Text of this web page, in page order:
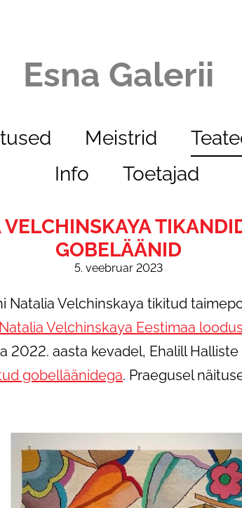
Esna Galerii
Meistrid
Info
Toetajad
GOBELÄÄNID
5. veebruar 2023
Natalia Velchinskaya tikitud
Natalia Velchinskaya Eestimaa
2022. aasta kevadel, Ehalill
gobelläänidega. Praegusel